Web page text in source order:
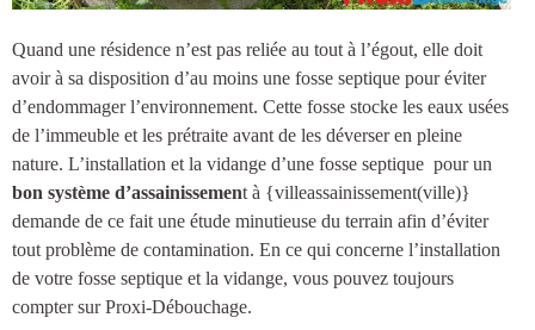
Quand une résidence n’est pas reliée au tout à l’égout, elle doit
avoir à sa disposition d’au moins une fosse septique pour éviter
d’endommager l’environnement. Cette fosse stocke les eaux usées
de l’immeuble et les prétraite avant de les déverser en pleine
nature. L’installation et la vidange d’une fosse septique pour un
bon système d’assainissement à {villeassainissement(ville)}
demande de ce fait une étude minutieuse du terrain afin d’éviter
tout problème de contamination. En ce qui concerne l’installation
de votre fosse septique et la vidange, vous pouvez toujours
compter sur Proxi-Débouchage.